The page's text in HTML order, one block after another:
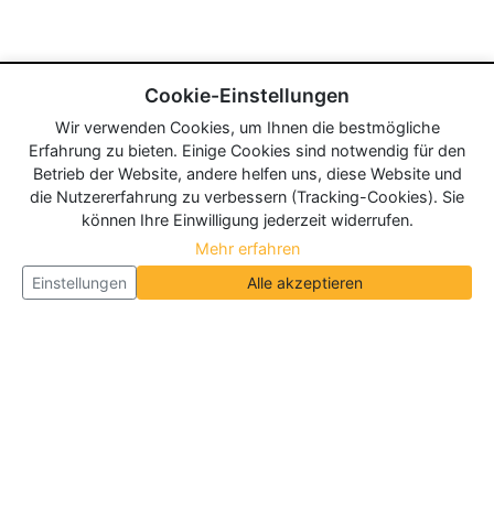
Cookie-Einstellungen
Wir verwenden Cookies, um Ihnen die bestmögliche
Erfahrung zu bieten. Einige Cookies sind notwendig für den
Betrieb der Website, andere helfen uns, diese Website und
die Nutzererfahrung zu verbessern (Tracking-Cookies). Sie
können Ihre Einwilligung jederzeit widerrufen.
Mehr erfahren
Einstellungen
Alle akzeptieren